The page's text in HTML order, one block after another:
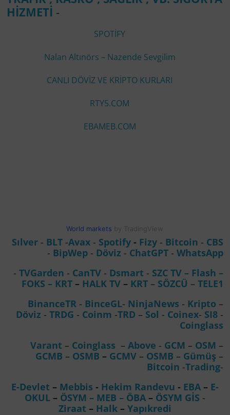
HİZMETİ -
SPOTİFY
Nalan Altınörs – Nazende Sevgilim
CANLI DÖVİZ VE KRİPTO KURLARI
RTY5.COM
EBAMEB.COM
World markets
Sılver- BLT-Avax- Spotify- Fizy- Bitcoin - CBS
- BipWep- Döviz - ChatGPT- WhatsApp
- TVGarden - CanTV- Dsmart - SZC TV – Flash –
FOKS – KRT– HALK TV– KRT– SÖZCÜ – TELE1
BinanceTR- BinceGL- NinjaNews - Kripto –
Döviz - TRDG - Coinm -TRD – Sol - Coinex- SI8-
Coinglass
Varant – Coinglass – Above - GCM – OSM –
GCMB – OSMB – GCMV – OSMB – Gümüş –
Bitcoin -Trading-
E-Devlet – Mebbis - Hekim Randevu - EBA– E-
OKUL– ÖSYM – MEB – ÖBA– ÖSYM GİS -
Ziraat – Halk– Yapıkredi